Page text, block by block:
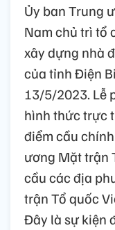
Ủy ban Trung
Nam chủ trì tổ
xây dựng nhà
của tỉnh Điện
13/5/2023. Lễ
hình thức trực
điểm cầu
ương Mặt trận
cầu các địa
trận Tổ quốc
Đây là sự kiện